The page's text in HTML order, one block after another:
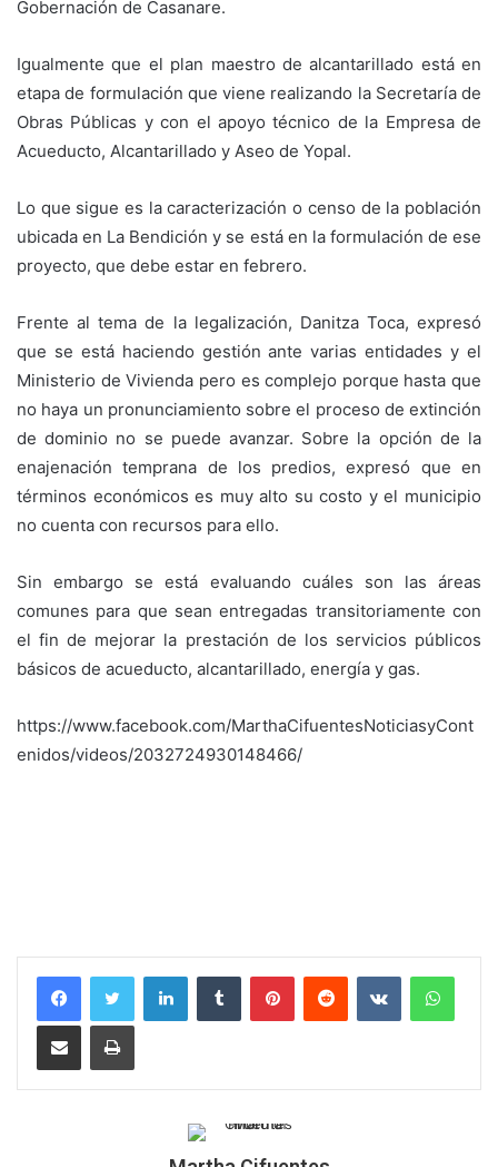
Gobernación de Casanare.
Igualmente que el plan maestro de alcantarillado está en
etapa de formulación que viene realizando la Secretaría de
Obras Públicas y con el apoyo técnico de la Empresa de
Acueducto, Alcantarillado y Aseo de Yopal.
Lo que sigue es la caracterización o censo de la población
ubicada en La Bendición y se está en la formulación de ese
proyecto, que debe estar en febrero.
Frente al tema de la legalización, Danitza Toca, expresó
que se está haciendo gestión ante varias entidades y el
Ministerio de Vivienda pero es complejo porque hasta que
no haya un pronunciamiento sobre el proceso de extinción
de dominio no se puede avanzar. Sobre la opción de la
enajenación temprana de los predios, expresó que en
términos económicos es muy alto su costo y el municipio
no cuenta con recursos para ello.
Sin embargo se está evaluando cuáles son las áreas
comunes para que sean entregadas transitoriamente con
el fin de mejorar la prestación de los servicios públicos
básicos de acueducto, alcantarillado, energía y gas.
https://www.facebook.com/MarthaCifuentesNoticiasyCont
enidos/videos/2032724930148466/
LinkedInTumblr PinterestReddit VKontakte
Compartir por correo electrónicoImprimir